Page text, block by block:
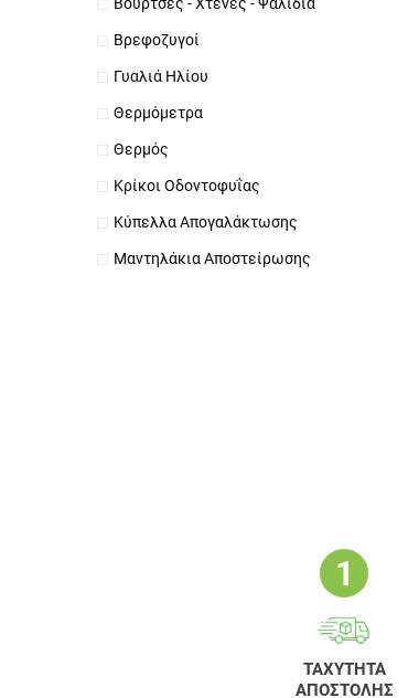
Βρεφοζυγοί
Γυαλιά Ηλίου
Θερμόμετρα
Θερμός
Κρίκοι Οδοντοφυΐας
Κύπελλα Απογαλάκτωσης
Μαντηλάκια Αποστείρωσης
ΤΑΧΥΤΗΤΑ
ΑΠΟΣΤΟΛΗΣ